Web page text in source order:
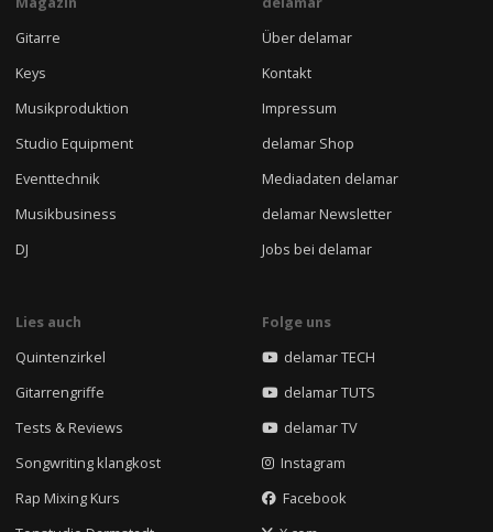
Gitarre
Keys
Musikproduktion
Studio Equipment
Eventtechnik
Musikbusiness
DJ
Über delamar
Kontakt
Impressum
delamar Shop
Mediadaten delamar
delamar Newsletter
Jobs bei delamar
Lies auch
Quintenzirkel
Gitarrengriffe
Tests & Reviews
Songwriting klangkost
Rap Mixing Kurs
Folge uns
delamar TECH
delamar TUTS
delamar TV
Instagram
Facebook